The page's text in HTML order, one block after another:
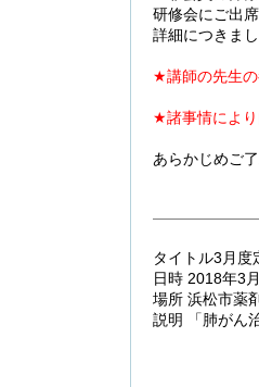
研修会にご出
詳細につきま
★講師の先生の
★諸事情により
あらかじめご
タイトル3月度
日時 2018年3
場所 浜松市薬
説明 「肺がん